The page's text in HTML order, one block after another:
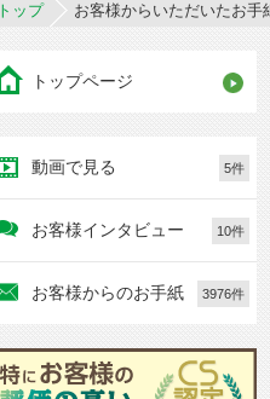
トップ お客様からいただいたお手
トップページ
動画で見る 5件
お客様インタビュー 10件
お客様からのお手紙 3976件